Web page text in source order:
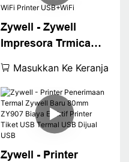
Zywell - Zywell
Impresora Trmica
BUIL -IN yang
ditingkatkan 80mm
Printer Thermal
ZY907 USB WiFi
Printer USB+WiFi
Masukkan Ke Keranjang
Zywell - Printer